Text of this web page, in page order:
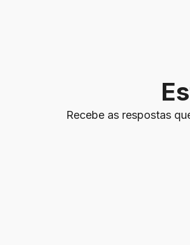
Recebe as respostas